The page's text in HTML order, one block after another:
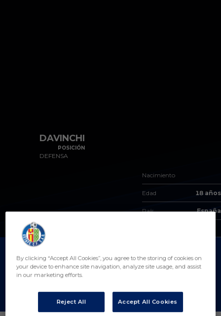
DAVINCHI
POSICIÓN
DEFENSA
Nacimiento
Edad 18 años
País España
By clicking “Accept All Cookies”, you agree to the storing of cookies on
your device to enhance site navigation, analyze site usage, and assist
in our marketing efforts.
Reject All Accept All Cookies